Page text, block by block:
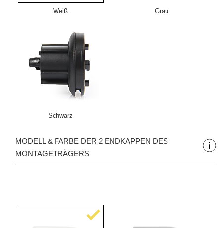
Weiß Grau
Schwarz
MODELL & FARBE DER 2 ENDKAPPEN DES
MONTAGETRÄGERS